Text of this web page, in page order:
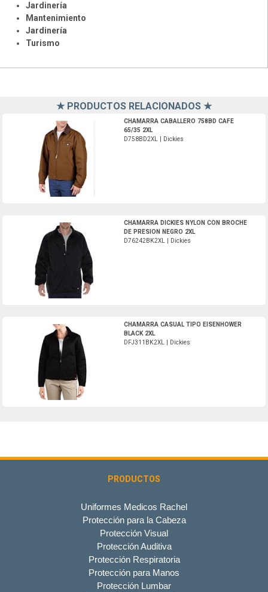
Jardinería
Mantenimiento
Jardinería
Turismo
★ PRODUCTOS RELACIONADOS ★
CHAMARRA CABALLERO 758BD CAFE
65/35 2XL
D758BD2XL | Dickies
CHAMARRA DICKIES NYLON CON BROCHE
DE PRESION NEGRO 2XL
D76242BK2XL | Dickies
CHAMARRA CASUAL TIPO EISENHOWER
BLACK 2XL
DFJ311BK2XL | Dickies
PRODUCTOS
Uniformes Medicos Rachel
Protección para la Cabeza
Protección Visual
Protección Auditiva
Protección Respiratoria
Protección para Manos
Protección Lumbar